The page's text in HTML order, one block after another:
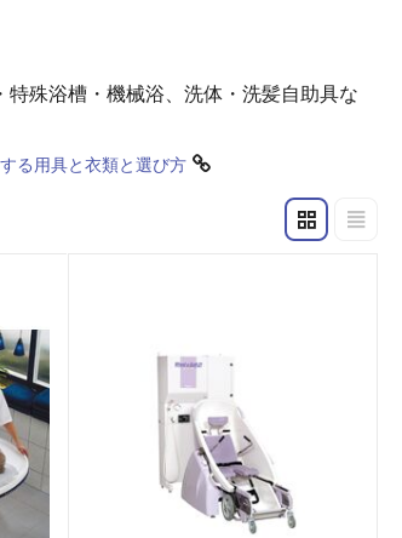
殊浴槽・機械浴、洗体・洗髪自助具な
る用具と衣類と選び方